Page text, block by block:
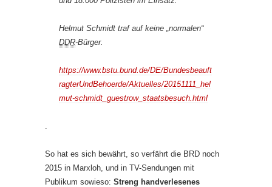
Helmut Schmidt traf auf keine „normalen“
DDR-Bürger.
https://www.bstu.bund.de/DE/Bundesbeauft
ragterUndBehoerde/Aktuelles/20151111_hel
mut-schmidt_guestrow_staatsbesuch.html
So hat es sich bewährt, so verfährt die BRD noch
2015 in Marxloh, und in TV-Sendungen mit
Publikum sowieso: Streng handverlesenes